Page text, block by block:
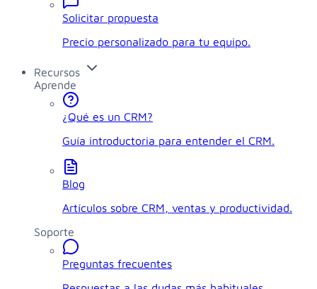
Solicitar propuesta
Precio personalizado para tu equipo.
Recursos
Aprende
¿Qué es un CRM?
Guía introductoria para entender el CRM.
Blog
Artículos sobre CRM, ventas y productividad.
Soporte
Preguntas frecuentes